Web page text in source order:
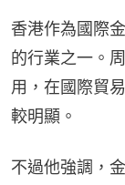
香港作為國際
的行業之一。
用，在國際貿
較明顯。
不過他強調，